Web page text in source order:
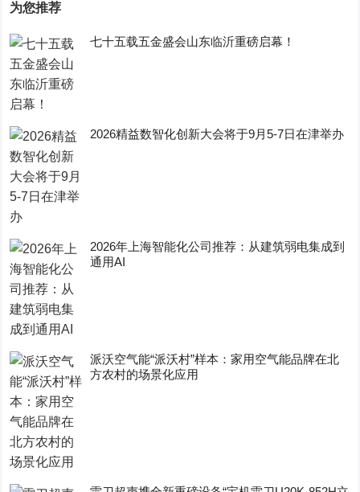
为您推荐
七十五载五金盛会山东临沂重磅启幕！
2026精益数智化创新大会将于9月5-7日在津举办
2026年上海智能化公司推荐：从建筑弱电集成到
通用AI
派沃空气能“派沃村”样本：家用空气能品牌在北
方农村的场景化应用